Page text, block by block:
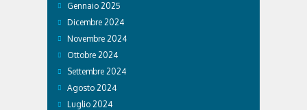
Gennaio 2025
Dicembre 2024
Novembre 2024
Ottobre 2024
Settembre 2024
Agosto 2024
Luglio 2024